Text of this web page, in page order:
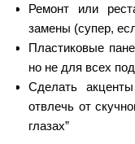
Ремонт или
замены (супер,
Пластиковые
но не для всех
Сделать
отвлечь от
глазах”